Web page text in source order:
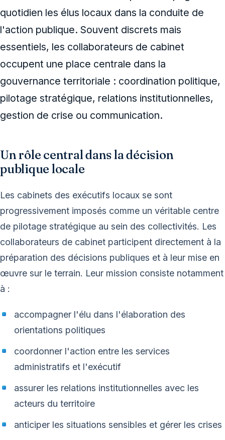
quotidien les élus locaux dans la conduite de
l'action publique. Souvent discrets mais
essentiels, les collaborateurs de cabinet
occupent une place centrale dans la
gouvernance territoriale : coordination politique,
pilotage stratégique, relations institutionnelles,
gestion de crise ou communication.
Un rôle central dans la décision
publique locale
Les cabinets des exécutifs locaux se sont
progressivement imposés comme un véritable centre
de pilotage stratégique au sein des collectivités. Les
collaborateurs de cabinet participent directement à la
préparation des décisions publiques et à leur mise en
œuvre sur le terrain. Leur mission consiste notamment
à :
accompagner l'élu dans l'élaboration des
orientations politiques
coordonner l'action entre les services
administratifs et l'exécutif
assurer les relations institutionnelles avec les
acteurs du territoire
anticiper les situations sensibles et gérer les crises